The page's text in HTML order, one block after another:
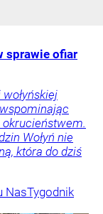
sprawie ofiar
Wołyń nie
która do dziś
NasTygodnik